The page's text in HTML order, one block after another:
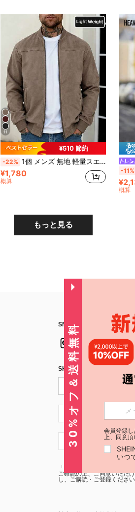
11
¥510 節約
-22% 1個 メンズ 無地 軽量スエードフリース フライトジャケット、フルジップ スタンドカラー カジュアルアウターウェア、ヴィンテージ フェイクレザージャケット、メンズ 春/秋ジャケット、スマートカジュアル
¥1,780
概算
-11%
概算
もっと見る
SNSフォローはこちら：
SHEIN STYLE NEWSを購読
JP + 81
JP + 81
「SHEIN STYLE NEWSの購
ご確認の上、ご同意いただ
し、ご購読・ご登録ください
30%オフ＆送料無料 会員登録し
上、同意頂
いつ